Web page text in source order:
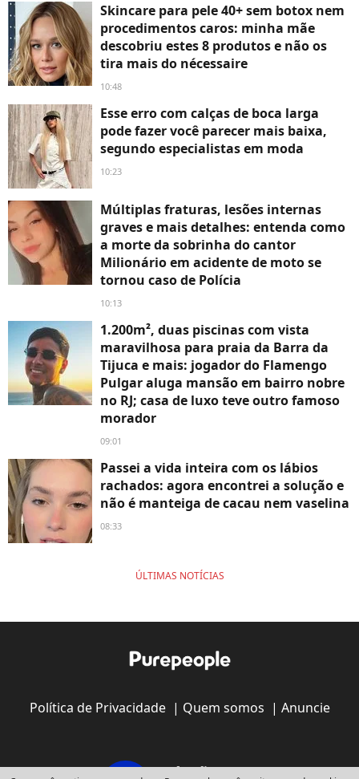
Skincare para pele 40+ sem botox nem
procedimentos caros: minha mãe
descobriu estes 8 produtos e não os
tira mais do nécessaire
10:48
Esse erro com calças de boca larga
pode fazer você parecer mais baixa,
segundo especialistas em moda
10:23
Múltiplas fraturas, lesões internas
graves e mais detalhes: entenda como
a morte da sobrinha do cantor
Milionário em acidente de moto se
tornou caso de Polícia
10:13
1.200m², duas piscinas com vista
maravilhosa para praia da Barra da
Tijuca e mais: jogador do Flamengo
Pulgar aluga mansão em bairro nobre
no RJ; casa de luxo teve outro famoso
morador
09:01
Passei a vida inteira com os lábios
rachados: agora encontrei a solução e
não é manteiga de cacau nem vaselina
08:33
ÚLTIMAS NOTÍCIAS
Política de Privacidade| Quem somos | Anuncie